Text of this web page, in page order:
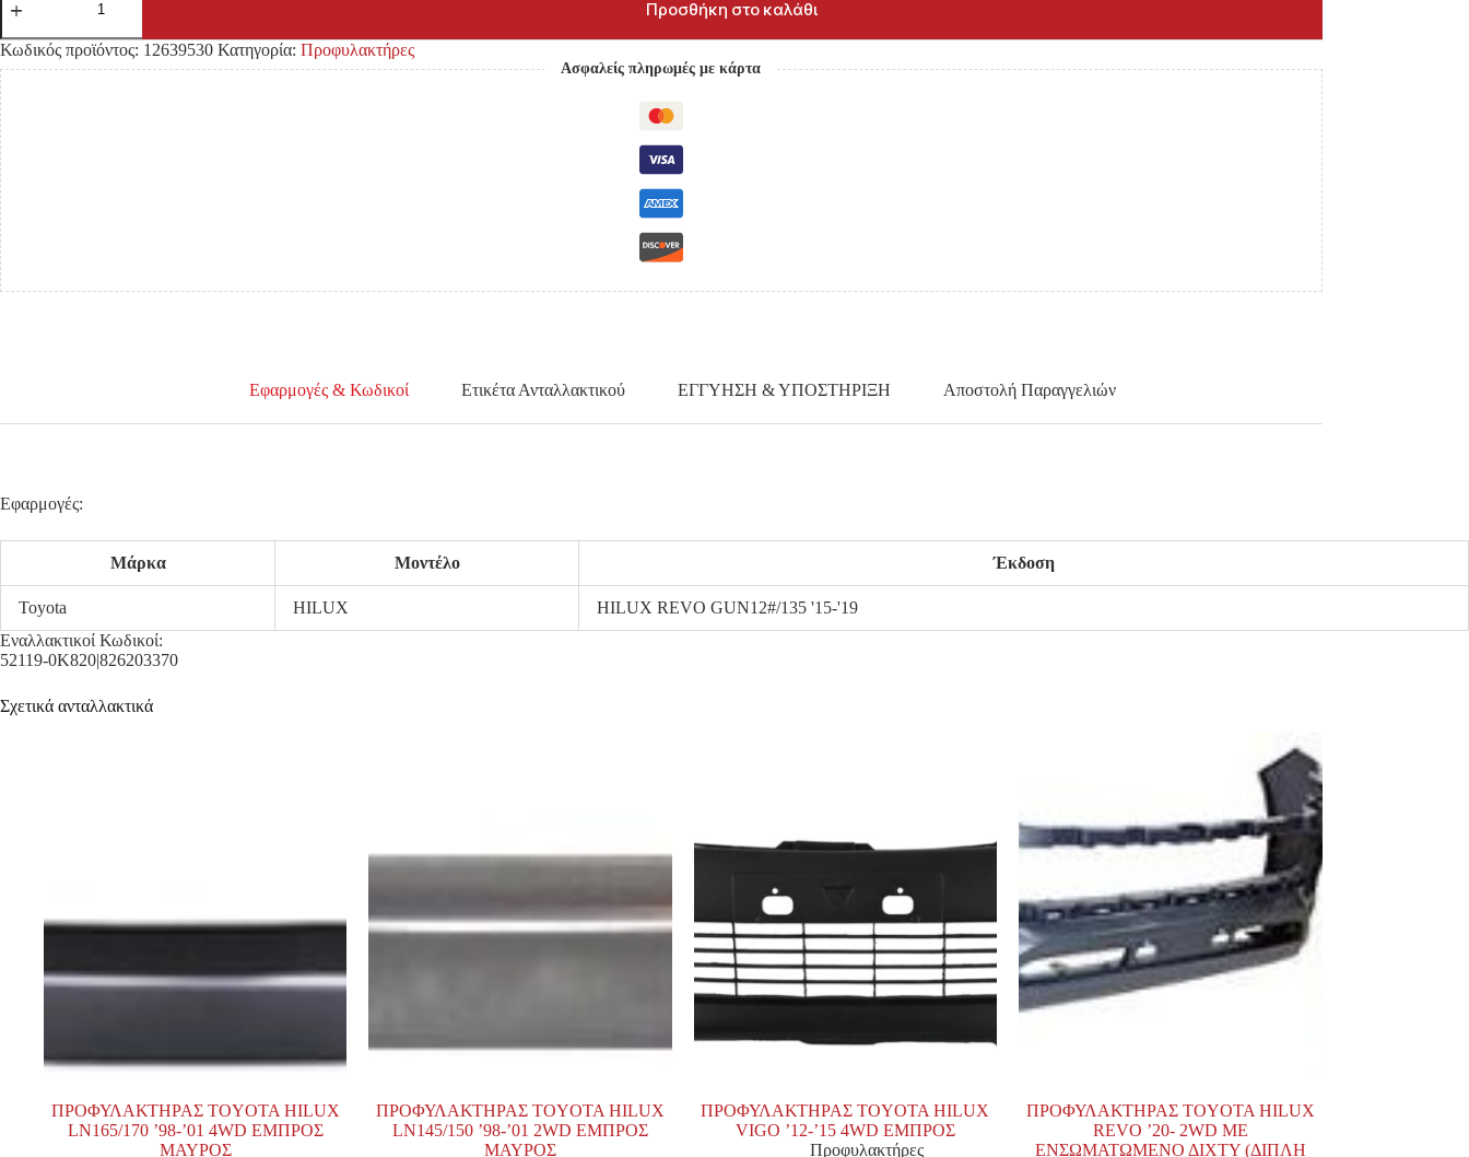
TOYOTA
REVO
'15-
'20
2WD
ΜΕ
ΕΝΣΩΜΑΤΩΜΕΝΟ
ΔΙΧΤΥ
ΕΜΠΡΟΣ
ποσότητα
Προσθήκη στο καλάθι
Κωδικός προϊόντος: 12639530 Κατηγορία: Προφυλακτήρες
Ασφαλείς πληρωμές με κάρτα
Εφαρμογές & Κωδικοί Ετικέτα Ανταλλακτικού ΕΓΓΥΗΣΗ & ΥΠΟΣΤΗΡΙΞΗ Αποστολή Παραγγελιών
Εφαρμογές:
Μάρκα Μοντέλο Έκδοση
Toyota HILUX
HILUX REVO GUN12#/135 '15-'19
Εναλλακτικοί Κωδικοί:
52119-0K820|826203370
Σχετικά ανταλλακτικά
ΠΡΟΦΥΛΑΚΤΗΡΑΣ TOYOTA HILUX
LN165/170 ’98-’01 4WD ΕΜΠΡΟΣ
ΜΑΥΡΟΣ
ΠΡΟΦΥΛΑΚΤΗΡΑΣ TOYOTA HILUX
LN145/150 ’98-’01 2WD ΕΜΠΡΟΣ
ΜΑΥΡΟΣ
ΠΡΟΦΥΛΑΚΤΗΡΑΣ TOYOTA HILUX
VIGO ’12-’15 4WD ΕΜΠΡΟΣ
Προφυλακτήρες
ΠΡΟΦΥΛΑΚΤΗΡΑΣ TOYOTA HILUX
REVO ’20- 2WD ΜΕ
ΕΝΣΩΜΑΤΩΜΕΝΟ ΔΙΧΤΥ (ΔΙΠΛΗ